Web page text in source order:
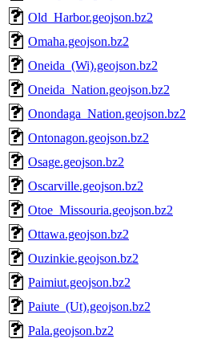
Old_Harbor.geojson.bz2
Omaha.geojson.bz2
Oneida_(Wi).geojson.bz2
Oneida_Nation.geojson.bz2
Onondaga_Nation.geojson.bz2
Ontonagon.geojson.bz2
Osage.geojson.bz2
Oscarville.geojson.bz2
Otoe_Missouria.geojson.bz2
Ottawa.geojson.bz2
Ouzinkie.geojson.bz2
Paimiut.geojson.bz2
Paiute_(Ut).geojson.bz2
Pala.geojson.bz2